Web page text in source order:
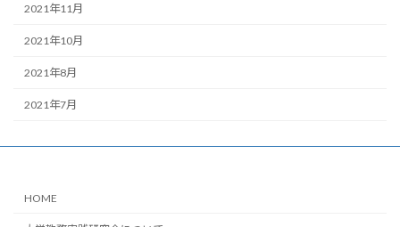
2021年11月
2021年10月
2021年8月
2021年7月
HOME